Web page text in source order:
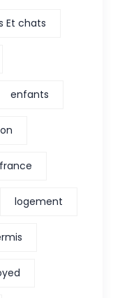
Et chats
enfants
france
logement